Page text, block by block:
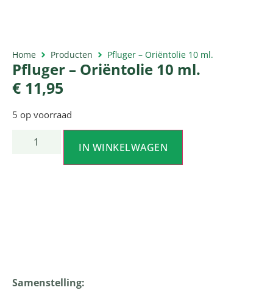
Home Producten Pfluger – Oriëntolie 10 ml.
Pfluger – Oriëntolie 10 ml.
€ 11,95
5 op voorraad
IN WINKELWAGEN
Samenstelling: